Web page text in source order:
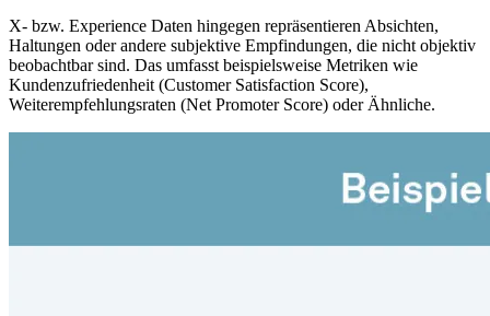
X- bzw. Experience Daten hingegen repräsentieren Absichten,
Haltungen oder andere subjektive Empfindungen, die nicht objektiv
beobachtbar sind. Das umfasst beispielsweise Metriken wie
Kundenzufriedenheit (Customer Satisfaction Score),
Weiterempfehlungsraten (Net Promoter Score) oder Ähnliche.